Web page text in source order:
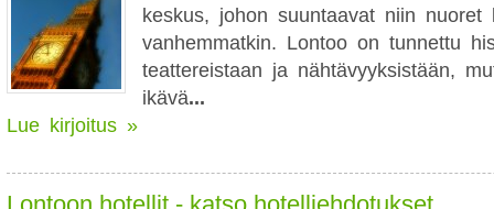
keskus, johon suuntaavat niin nuoret
vanhemmatkin. Lontoo on tunnettu
teattereistaan ja nähtävyyksistään,
ikävä...
Lue kirjoitus »